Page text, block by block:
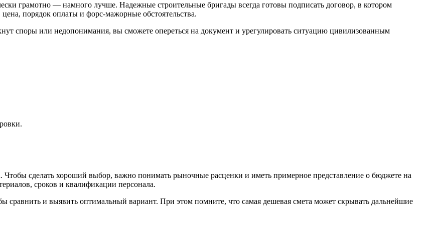
грамотно — намного лучше. Надежные строительные бригады всегда готовы подписать договор, в котором
порядок оплаты и форс-мажорные обстоятельства.
споры или недопонимания, вы сможете опереться на документ и урегулировать ситуацию цивилизованным
Чтобы сделать хороший выбор, важно понимать рыночные расценки и иметь примерное представление о бюджете на
сроков и квалификации персонала.
сравнить и выявить оптимальный вариант. При этом помните, что самая дешевая смета может скрывать дальнейшие